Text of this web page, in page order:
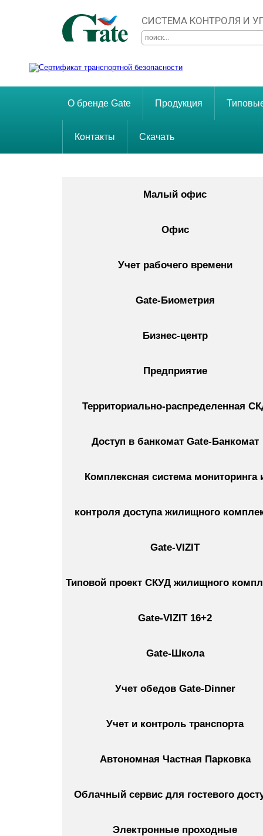
СИСТЕМА КОНТРОЛЯ И
О бренде Gate Продукция
Контакты Скачать
Малый офис
Офис
Учет рабочего времени
Gate-Биометрия
Бизнес-центр
Предприятие
Территориально-распределенная
Доступ в банкомат Gate-Банкомат
Комплексная система мониторинга
контроля доступа жилищного
Gate-VIZIT
Типовой проект СКУД жилищного
Gate-VIZIT 16+2
Gate-Школа
Учет обедов Gate-Dinner
Учет и контроль транспорта
Автономная Частная Парковка
Облачный сервис для гостевого
Электронные проходные